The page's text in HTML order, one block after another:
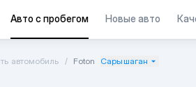
Авто с пробегом Новые авто
автомобиль Foton Сарышаган